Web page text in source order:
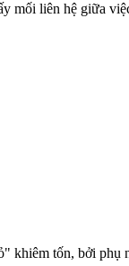
mối liên hệ giữa
tốn, bởi